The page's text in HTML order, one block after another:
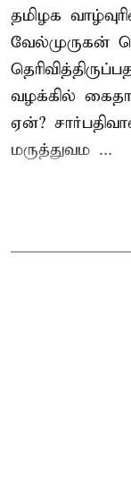
தமிழக
வேல்முருகன்
வழக்கில்
ஏன்?
மருத்துவம ...